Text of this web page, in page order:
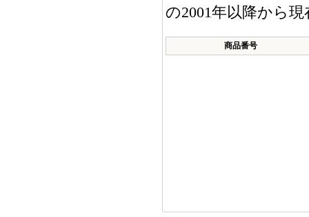
の2001年以降から
商品番号